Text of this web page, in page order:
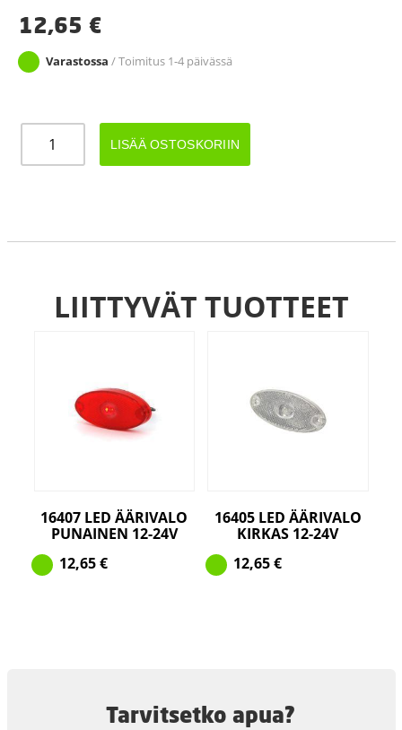
12,65 €
Varastossa / Toimitus 1-4 päivässä
ÄÄRIVALO
määrä
LISÄÄ OSTOSKORIIN
LIITTYVÄT TUOTTEET
16407 LED ÄÄRIVALO
PUNAINEN 12-24V
12,65€
16405 LED ÄÄRIVALO
KIRKAS 12-24V
12,65€
Tarvitsetko apua?